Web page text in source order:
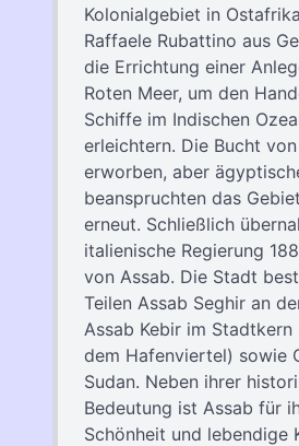
Kolonialgebiet in
Raffaele Rubattino aus
die Errichtung einer
Roten Meer, um den
Schiffe im Indischen
erleichtern. Die Bucht
erworben, aber
beanspruchten das
erneut. Schließlich
italienische Regierung
von Assab. Die Stadt
Teilen Assab Seghir an
Assab Kebir im Stadtkern
dem Hafenviertel) sowie
Sudan. Neben ihrer
Bedeutung ist Assab für
Schönheit und lebendige